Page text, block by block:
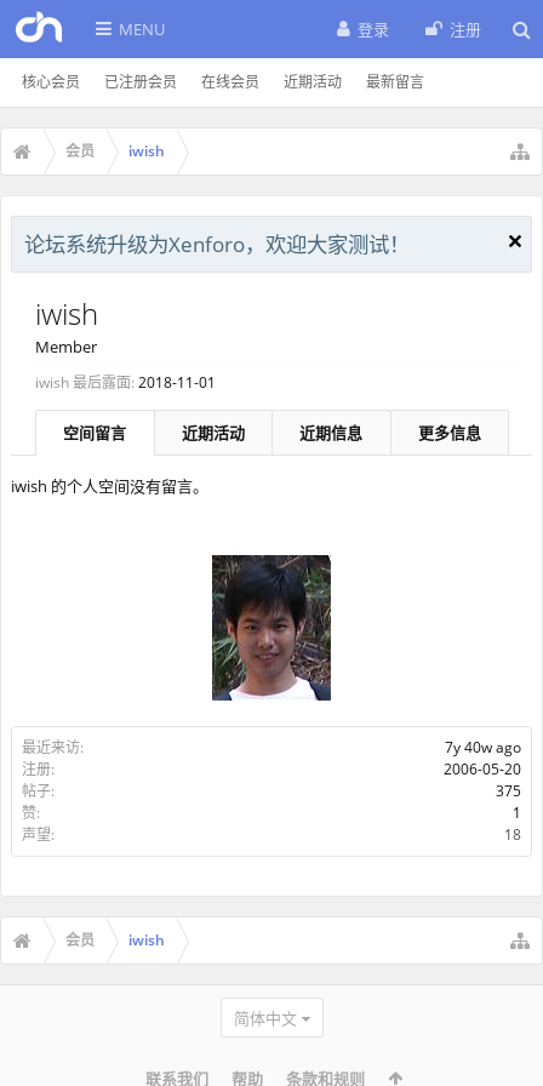
MENU
核心会员 已注册会员 在线会员 近期活动 最新留言
登录 注册
会员 iwish
论坛系统升级为Xenforo，欢迎大家测试！
最近来访:
7y 40w ago
注册:
2006-05-20
帖子:
375
赞:
1
声望:
18
iwish
Member
iwish 最后露面: 2018-11-01
空间留言 近期活动 近期信息 更多信息
iwish 的个人空间没有留言。
会员 iwish
简体中文
联系我们 帮助 条款和规则